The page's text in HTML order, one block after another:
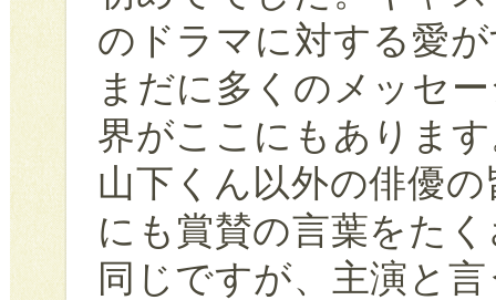
のドラマに対する愛
まだに多くのメッセ
界がここにもありま
山下くん以外の俳優
にも賞賛の言葉をた
同じですが、主演と